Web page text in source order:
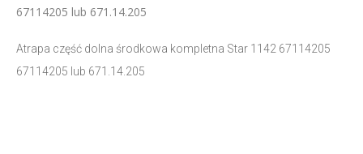
67114205 lub 671.14.205
Atrapa część dolna środkowa kompletna Star 1142 67114205
67114205 lub 671.14.205